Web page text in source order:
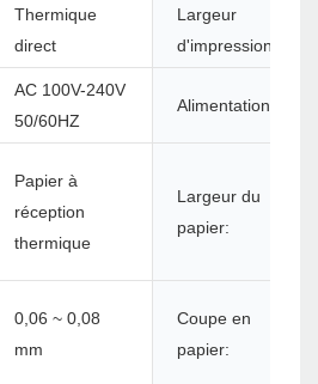
Thermique
direct
Largeur
d'impression:
AC 100V-240V
50/60HZ
Alimentation:
Papier à
réception
thermique
Largeur du
papier:
0,06 ~ 0,08
mm
Coupe en
papier: